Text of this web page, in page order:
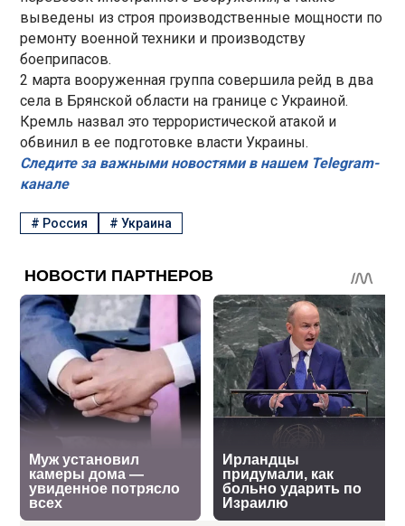
выведены из строя производственные мощности по
ремонту военной техники и производству
боеприпасов.
2 марта вооруженная группа совершила рейд в два
села в Брянской области на границе с Украиной.
Кремль назвал это террористической атакой и
обвинил в ее подготовке власти Украины.
Следите за важными новостями в нашем Telegram-
канале
# Россия #Украина